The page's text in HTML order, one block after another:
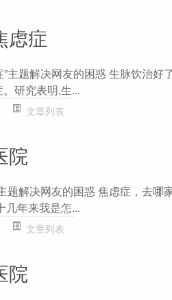
虑症
主题解决网友的困惑 生脉饮治好
研究表明,生...
文章列表
院
题解决网友的困惑 焦虑症，去哪
几年来我是怎...
文章列表
院